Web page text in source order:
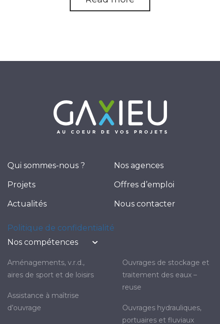
Qui sommes-nous ?
Projets
Actualités
Nos agences
Offres d’emploi
Nous contacter
Politique de confidentialité
Nos compétences
aménagements, v.r.d.,
aires de sport et de loisirs
assistance à maîtrise
d’ouvrage
ouvrages de stockage et
traitement des eaux –
reuse
ouvrages hydrauliques,
portuaires et fluviaux